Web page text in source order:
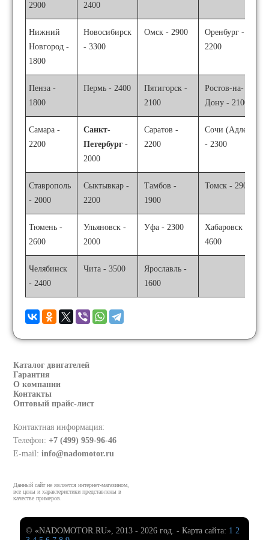
2900
2400
Нижний
Новгород -
1800
Новосибирск
- 3300
Омск - 2900
Оренбург -
2200
Пенза -
1800
Пермь - 2400
Пятигорск -
2100
Ростов-на-
Дону - 2100
Самара -
2200
Санкт-
Петербург -
2000
Саратов -
2200
Сочи (Адлер)
- 2300
Ставрополь
- 2000
Сыктывкар -
2200
Тамбов -
1900
Томск - 2900
Тюмень -
2600
Ульяновск -
2000
Уфа - 2300
Хабаровск -
4600
Челябинск
- 2400
Чита - 3500
Ярославль -
1600
Каталог двигателей
Гарантия
О компании
Контакты
Оптовый прайс-лист
Контактная информация:
Телефон:+7 (499) 959-96-46
E-mail:info@nadomotor.ru
Данный сайт не является интернет-магазином,
все цены и характеристики представлены в
качестве примеров.
© «NADOMOTOR.RU», 2013 - 2026 год. - Карта сайта: 1 2